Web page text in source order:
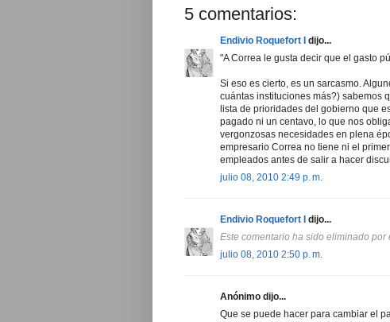
5 comentarios:
Endivio Roquefort I
dijo...
"A Correa le gusta decir que el gasto
Si eso es cierto, es un sarcasmo.
cuántas instituciones más?) sabemos
lista de prioridades del gobierno que
pagado ni un centavo, lo que nos
vergonzosas necesidades en plena
empresario Correa no tiene ni el
empleados antes de salir a hacer
julio 08, 2010 2:49 p. m.
Endivio Roquefort I
dijo...
Este comentario ha sido eliminado por
julio 08, 2010 2:50 p. m.
Anónimo dijo...
Que se puede hacer para cambiar el